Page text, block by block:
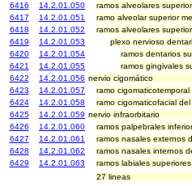
6416
14.2.01.050
ramos alveolares
6417
14.2.01.051
ramo alveolar superior
6418
14.2.01.052
ramos alveolares
6419
14.2.01.053
plexo nervioso
6420
14.2.01.054
ramos dentarios
6421
14.2.01.055
ramos gingivales
6422
14.2.01.056 nervio cigomático
6423
14.2.01.057
ramo
6424
14.2.01.058
ramo cigomaticofacial
6425
14.2.01.059 nervio infraorbitario
6426
14.2.01.060
ramos palpebrales
6427
14.2.01.061
ramos nasales externos
6428
14.2.01.062
ramos nasales internos
6429
14.2.01.063
ramos labiales
27 lineas